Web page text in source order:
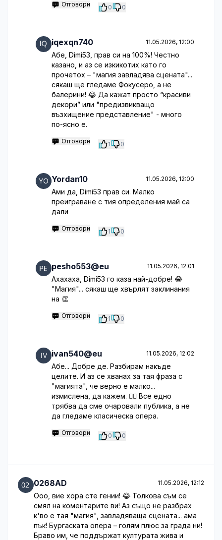
Отговори 0 0
iqexqn740 11.05.2026, 12:00
Абе, Dimi53, прав си на 100%! Честно
казано, и аз се изкикотих като го
прочетох – "магия завладява сцената"...
сякаш ще гледаме Фокусеро, а не
балерини! 😂 Да кажат просто “красиви
декори” или "предизвикващо
възхищение представление" - много
по-ясно е.
Отговори 1 0
Yordan10 11.05.2026, 12:00
Ами да, Dimi53 прав си. Малко
преиграване с тия определения май са
дали
Отговори 1 0
pesho553@eu 11.05.2026, 12:01
Ахахаха, Dimi53 го каза най-добре! 😂
"Магия"... сякаш ще хвърлят заклинания
на 👏
Отговори 1 0
ivan540@eu 11.05.2026, 12:02
Абе... Добре де. Разбирам накъде
целите. И аз се хванах за тая фраза с
"магията", че верно е малко...
измислена, да кажем. 🤦‍♂️ Все едно
трябва да сме очаровали публика, а не
да гледаме класическа опера.
Отговори 0 0
0268AD 11.05.2026, 12:12
Ооо, вие хора сте гении! 😂 Толкова съм се
смял на коментарите ви! Аз също не разбрах
к'во е тая "магия", завладяваща сцената... ама
пък! Бургаската опера – голям плюс за града ни!
Браво им, че поддържат културата жива и